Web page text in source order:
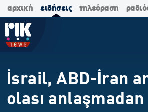
αρχική ειδήσεις τηλεόραση
İsrail, ABD-İran
olası